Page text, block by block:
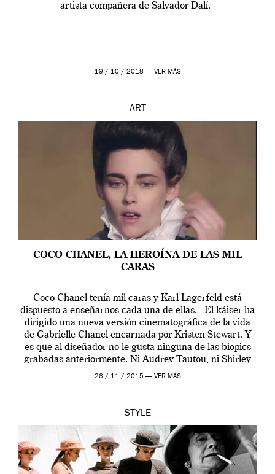
artista compañera de Salvador Dalí.
19 / 10 / 2018 — VER MÁS
ART
COCO CHANEL, LA HEROÍNA DE LAS MIL
CARAS
Coco Chanel tenía mil caras y Karl Lagerfeld está
dispuesto a enseñarnos cada una de ellas. El káiser ha
dirigido una nueva versión cinematográfica de la vida
de Gabrielle Chanel encarnada por Kristen Stewart. Y
es que al diseñador no le gusta ninguna de las biopics
grabadas anteriormente. Ni Audrey Tautou, ni Shirley
McLaine ni ninguna otra. A él […]
26 / 11 / 2015 — VER MÁS
STYLE